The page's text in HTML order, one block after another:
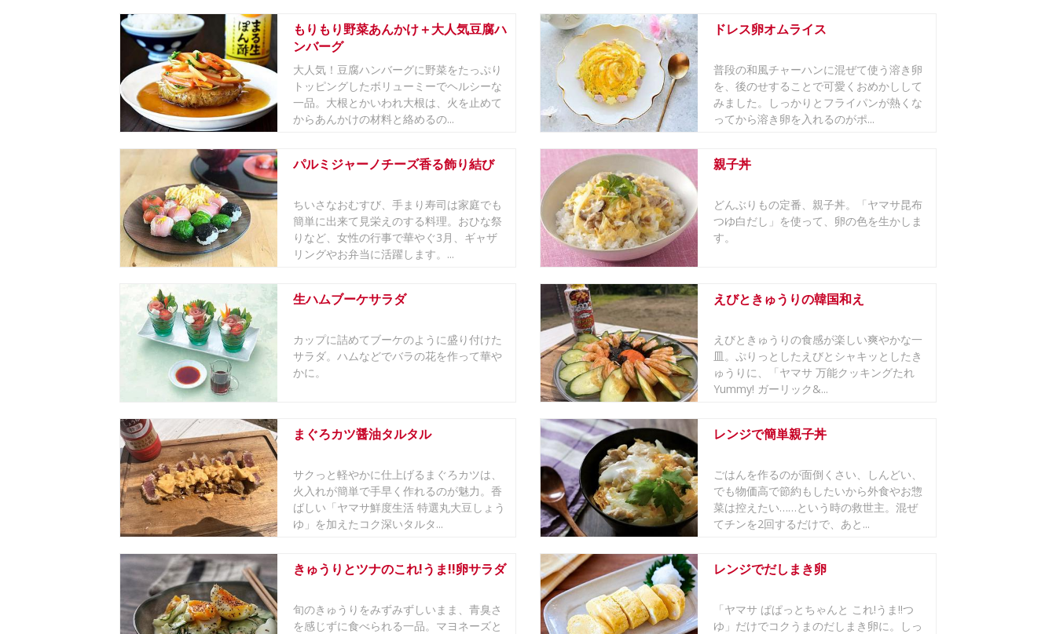
もりもり野菜あんかけ＋大人気豆腐ハ
ンバーグ
大人気！豆腐ハンバーグに野菜をたっぷり
トッピングしたボリューミーでヘルシーな
一品。大根とかいわれ大根は、火を止めて
からあんかけの材料と絡めるの...
ドレス卵オムライス
普段の和風チャーハンに混ぜて使う溶き卵
を、後のせすることで可愛くおめかしして
みました。しっかりとフライパンが熱くな
ってから溶き卵を入れるのがポ...
パルミジャーノチーズ香る飾り結び
ちいさなおむすび、手まり寿司は家庭でも
簡単に出来て見栄えのする料理。おひな祭
りなど、女性の行事で華やぐ3月、ギャザ
リングやお弁当に活躍します。...
親子丼
どんぶりもの定番、親子丼。「ヤマサ昆布
つゆ白だし」を使って、卵の色を生かしま
す。
生ハムブーケサラダ
カップに詰めてブーケのように盛り付けた
サラダ。ハムなどでバラの花を作って華や
かに。
えびときゅうりの韓国和え
えびときゅうりの食感が楽しい爽やかな一
皿。ぷりっとしたえびとシャキッとしたき
ゅうりに、「ヤマサ 万能クッキングたれ
Yummy! ガーリック&...
まぐろカツ醤油タルタル
サクっと軽やかに仕上げるまぐろカツは、
火入れが簡単で手早く作れるのが魅力。香
ばしい「ヤマサ鮮度生活 特選丸大豆しょう
ゆ」を加えたコク深いタルタ...
レンジで簡単親子丼
ごはんを作るのが面倒くさい、しんどい、
でも物価高で節約もしたいから外食やお惣
菜は控えたい……という時の救世主。混ぜ
てチンを2回するだけで、あと...
きゅうりとツナのこれ!うま!!卵サラダ
旬のきゅうりをみずみずしいまま、青臭さ
を感じずに食べられる一品。マヨネーズと
レンジでだしまき卵
「ヤマサ ぱぱっとちゃんと これ!うま!!つ
ゆ」だけでコクうまのだしまき卵に。しっ